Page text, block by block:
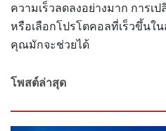
ความเร็วลดลงอย่างมาก การเ
หรือเลือกโปรโตคอลที่เร็วขึ้นใ
คุณมักจะช่วยได้
โพสต์ล่าสุด